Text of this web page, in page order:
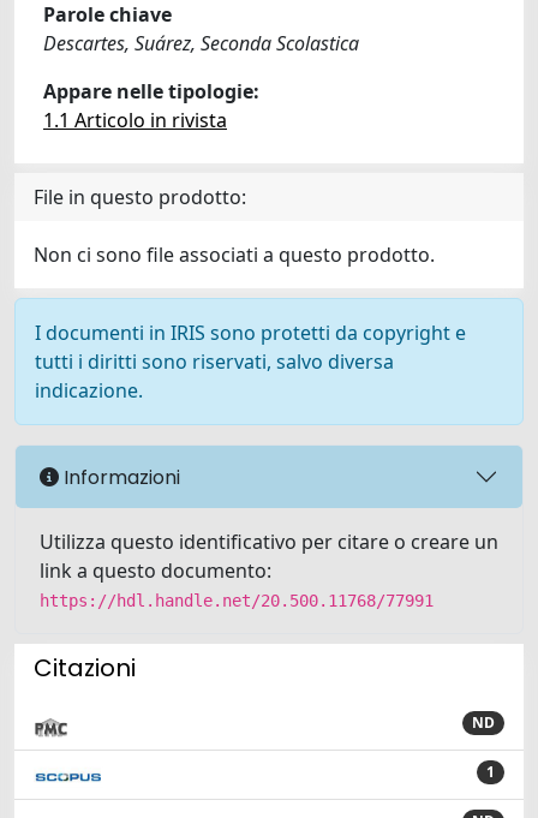
Parole chiave
Descartes, Suárez, Seconda Scolastica
Appare nelle tipologie:
1.1 Articolo in rivista
File in questo prodotto:
Non ci sono file associati a questo prodotto.
I documenti in IRIS sono protetti da copyright e
tutti i diritti sono riservati, salvo diversa
indicazione.
Informazioni
Utilizza questo identificativo per citare o creare un
link a questo documento:
https://hdl.handle.net/20.500.11768/77991
Citazioni
ND
1